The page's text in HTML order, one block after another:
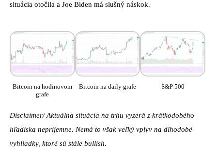
situácia otočila a Joe Biden má slušný náskok.
Bitcoin na hodinovom
grafe
Bitcoin na daily grafe S&P 500
Disclaimer/ Aktuálna situácia na trhu vyzerá z krátkodobého
hľadiska nepríjemne. Nemá to však veľký vplyv na dlhodobé
vyhliadky, ktoré sú stále bullish.